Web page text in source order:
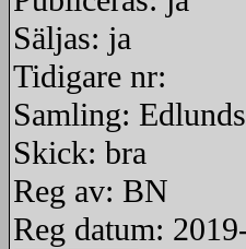
Säljas: ja
Tidigare nr:
Samling:
Skick: bra
Reg av: BN
Reg datum: